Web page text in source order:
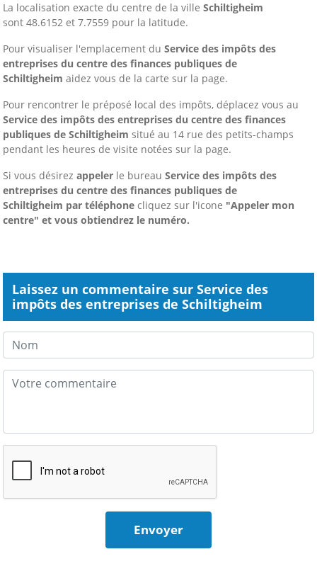
La localisation exacte du centre de la ville Schiltigheim
sont 48.6152 et 7.7559 pour la latitude.
Pour visualiser l'emplacement du Service des impôts des
entreprises du centre des finances publiques de
Schiltigheim aidez vous de la carte sur la page.
Pour rencontrer le préposé local des impôts, déplacez vous au
Service des impôts des entreprises du centre des finances
publiques de Schiltigheim situé au 14 rue des petits-champs
pendant les heures de visite notées sur la page.
Si vous désirez appeler le bureau Service des impôts des
entreprises du centre des finances publiques de
Schiltigheim par téléphone cliquez sur l'icone "Appeler mon
centre" et vous obtiendrez le numéro.
Laissez un commentaire sur Service des
impôts des entreprises de Schiltigheim